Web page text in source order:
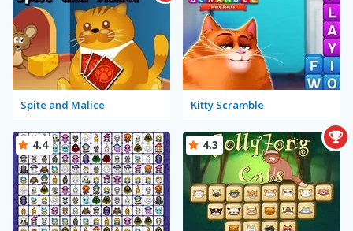
Spite and Malice Kitty Scramble
4.4 4.3